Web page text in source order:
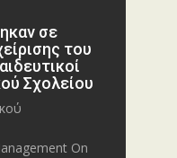
σε
του
Σχολείου
On